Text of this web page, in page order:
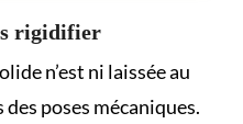
rigidifier
n’est ni laissée au
poses mécaniques.